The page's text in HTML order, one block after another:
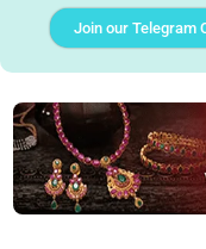
Join our Telegram